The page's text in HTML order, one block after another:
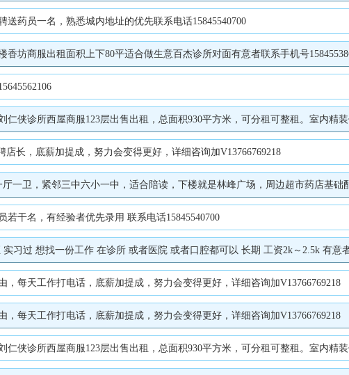
送药员一名，熟悉城内地址的优先联系电话15845540700
香坊商服出租面积上下80平适合做生意百杰诊所对面有意者联系手机号
侠诊所西屋商服123层出售出租，总面积930平方米，可分租可整租。室内精装修，
，底薪加提成，努力会变得更好，详细咨询加V13766769218
一卫，紧邻三中六小一中，适合陪读，下楼就是林峰广场，周边超市药店基础配套
若干名，有经验者优先录用 联系电话15845540700
习过 想找一份工作 在诊所 或者医院 或者口腔都可以 长期 工资2k～2.5k 有意
，每天工作打电话，底薪加提成，努力会变得更好，详细咨询加V13766769218
，每天工作打电话，底薪加提成，努力会变得更好，详细咨询加V13766769218
侠诊所西屋商服123层出售出租，总面积930平方米，可分租可整租。室内精装修，